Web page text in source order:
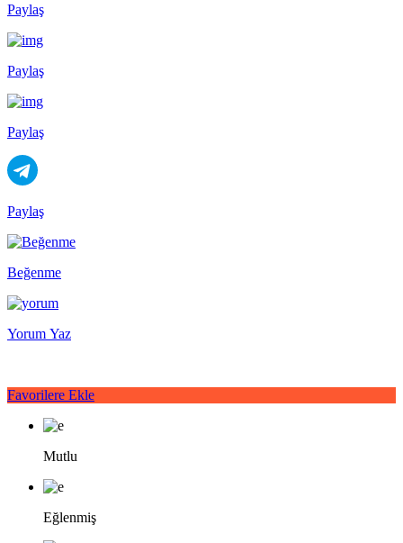
Paylaş
Paylaş
Paylaş
Paylaş
Beğenme
Yorum Yaz
Favorilere Ekle
Mutlu
Eğlenmiş